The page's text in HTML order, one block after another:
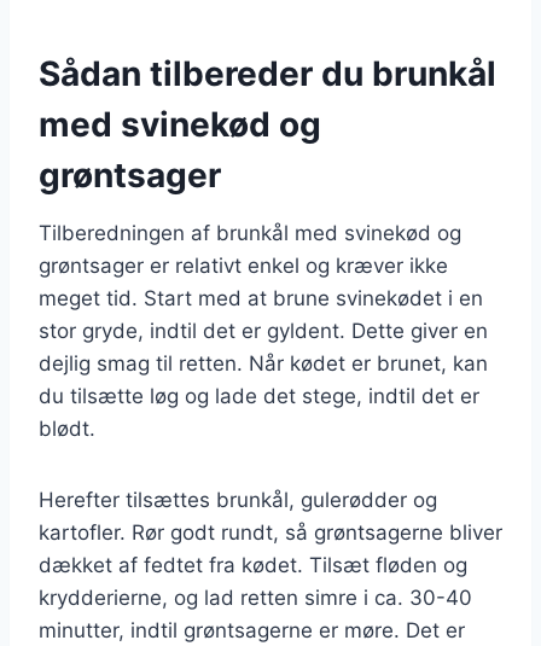
Sådan tilbereder du brunkål
med svinekød og
grøntsager
Tilberedningen af brunkål med svinekød og
grøntsager er relativt enkel og kræver ikke
meget tid. Start med at brune svinekødet i en
stor gryde, indtil det er gyldent. Dette giver en
dejlig smag til retten. Når kødet er brunet, kan
du tilsætte løg og lade det stege, indtil det er
blødt.
Herefter tilsættes brunkål, gulerødder og
kartofler. Rør godt rundt, så grøntsagerne bliver
dækket af fedtet fra kødet. Tilsæt fløden og
krydderierne, og lad retten simre i ca. 30-40
minutter, indtil grøntsagerne er møre. Det er